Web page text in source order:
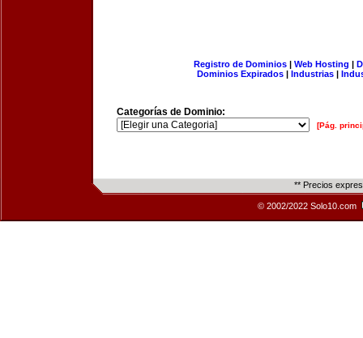
Registro de Dominios| Web Hosting |
Dominios Expirados | Industrias |
Categorías de Dominio:
[Pág.
** Precios
© 2002/2022 Solo10.com